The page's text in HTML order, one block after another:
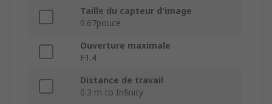
Taille du capteur d'image
0.67pouce
Ouverture maximale
F1.4
Distance de travail
0.3 m to Infinity